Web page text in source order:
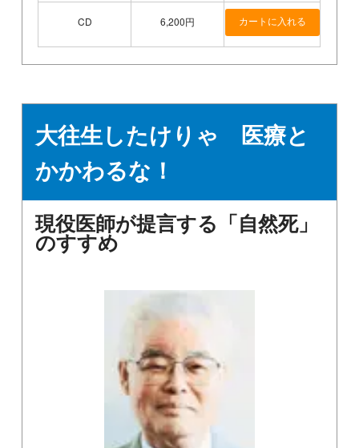
CD 6,200円
大往生したけりゃ 医療と
かかわるな！
現役医師が提言する「自然死」
のすすめ